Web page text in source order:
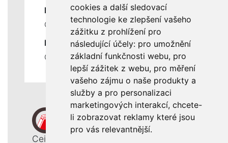
cookies a další sledovací
technologie ke zlepšení vašeho
zážitku z prohlížení pro
následující účely: pro umožnění
základní funkčnosti webu, pro
lepší zážitek z webu, pro měření
vašeho zájmu o naše produkty a
služby a pro personalizaci
marketingových interakcí, chcete-
li zobrazovat reklamy které jsou
pro vás relevantnější.
DŮLEŽITÉ INFORMACE
Ochrana osobních údajů
RYCHLÉ ODKAZY
Odstoupení od smlouvy
Ceiba, s. r. o.